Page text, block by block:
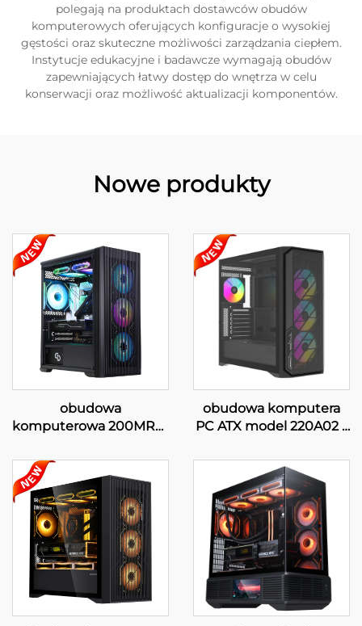
polegają na produktach dostawców obudów
komputerowych oferujących konfiguracje o wysokiej
gęstości oraz skuteczne możliwości zarządzania ciepłem.
Instytucje edukacyjne i badawcze wymagają obudów
zapewniających łatwy dostęp do wnętrza w celu
konserwacji oraz możliwość aktualizacji komponentów.
Nowe produkty
obudowa
komputerowa 200MR01
obudowa komputera
PC ATX model 220A02 z